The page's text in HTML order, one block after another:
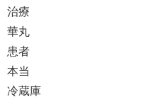
治療
華丸
患者
本当
冷蔵庫